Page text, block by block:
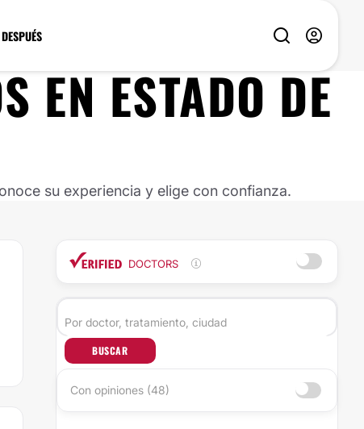
ENESTADO DE
su experiencia y elige con confianza.
DOCTORS
BUSCAR
Con opiniones (48)